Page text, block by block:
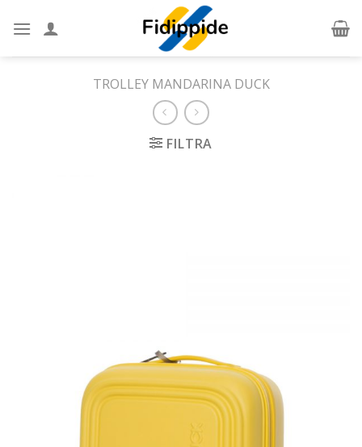
TROLLEY MANDARINA DUCK
FILTRA